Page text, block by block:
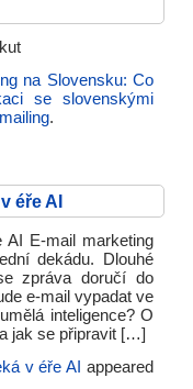
na Slovensku: Co
se slovenskými
.
éře AI
AI E-mail marketing
dekádu. Dlouhé
zpráva doručí do
e-mail vypadat ve
inteligence? O
jak se připravit […]
v éře AI appeared